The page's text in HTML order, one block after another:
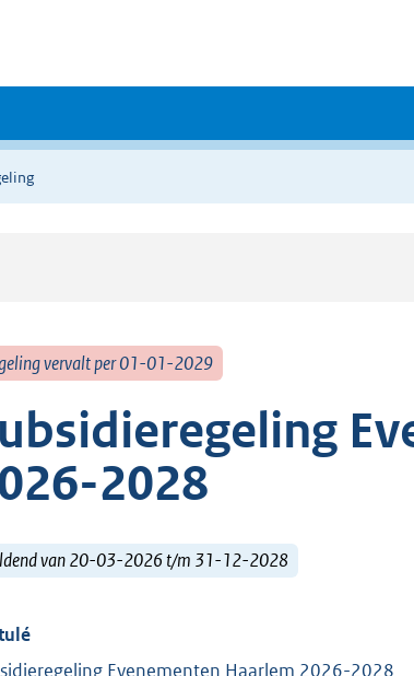
vervalt per 01-01-2029
2028
van 20-03-2026 t/m 31-12-2028
Evenementen Haarlem 2026-2028